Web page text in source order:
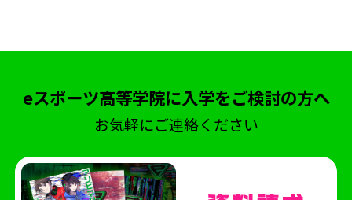
ハカタeスタジアム
eスポーツ高等学院熊本校
eスポーツ高等学院博多校
横浜市
部活動
地理ゲーム部
eスポーツ高等学院に入学をご検討の方へ
お気軽にご連絡ください